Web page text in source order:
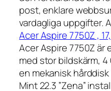
post, enklare
vardagliga uppgifter.
Acer Aspire 7750Z ,
Acer Aspire 7750Z är
med stor bildskärm,
en mekanisk
Mint 22.3 ”Zena”